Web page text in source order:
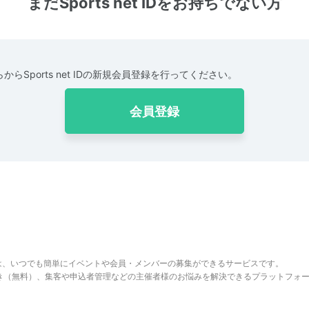
からSports net IDの新規会員登録を行ってください。
会員登録
いつでも簡単にイベントや会員・メンバーの募集ができるサービスです。
無料）、集客や申込者管理などの主催者様のお悩みを解決できるプラットフォー